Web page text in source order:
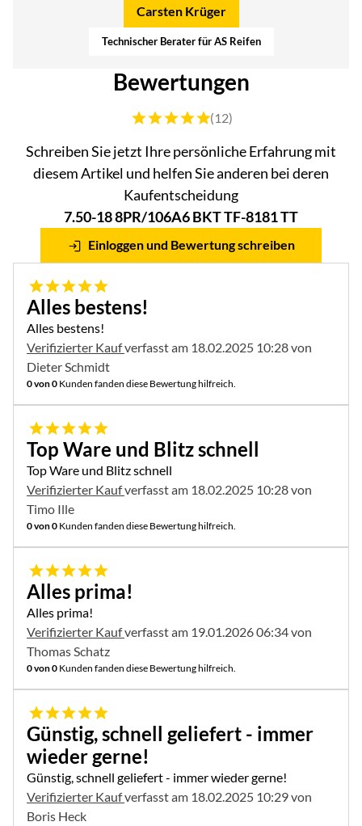
Carsten Krüger
Technischer Berater für AS Reifen
Bewertungen
Bewertung: 5 von 5 (12 Bewertungen)
(12)
Schreiben Sie jetzt Ihre persönliche Erfahrung mit
diesem Artikel und helfen Sie anderen bei deren
Kaufentscheidung
7.50-18 8PR/106A6 BKT TF-8181 TT
Einloggen und Bewertung schreiben
5 von 5
Alles bestens!
Alles bestens!
Verifizierter Kaufverfasst am 18.02.2025 10:28 von
Dieter Schmidt
0 von 0 Kunden fanden diese Bewertung hilfreich.
5 von 5
Top Ware und Blitz schnell
Top Ware und Blitz schnell
Verifizierter Kaufverfasst am 18.02.2025 10:28 von
Timo Ille
0 von 0 Kunden fanden diese Bewertung hilfreich.
5 von 5
Alles prima!
Alles prima!
Verifizierter Kaufverfasst am 19.01.2026 06:34 von
Thomas Schatz
0 von 0 Kunden fanden diese Bewertung hilfreich.
5 von 5
Günstig, schnell geliefert - immer
wieder gerne!
Günstig, schnell geliefert - immer wieder gerne!
Verifizierter Kaufverfasst am 18.02.2025 10:29 von
Boris Heck